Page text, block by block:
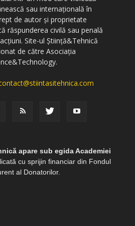
sau internațională în
de autor și proprietate
răspunderea civilă sau penală
Site-ul Știință&Tehnică
de către Asociația
apare sub egida Academiei
cu sprijin financiar din Fondul
al Donatorilor.